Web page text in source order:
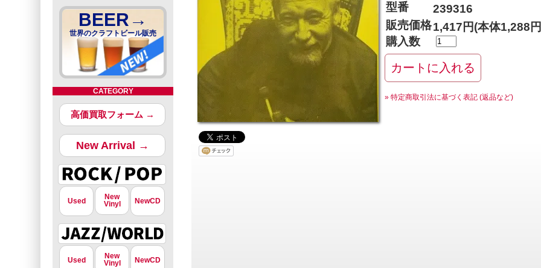
BEER→
世界のクラフトビール販売
CATEGORY
高価買取フォーム →
New Arrival →
Used
New
Vinyl
NewCD
Used
New
Vinyl
NewCD
型番
239316
販売価格1,417円(本体1,288
購入数
» 特定商取引法に基づく表記 (返品など)